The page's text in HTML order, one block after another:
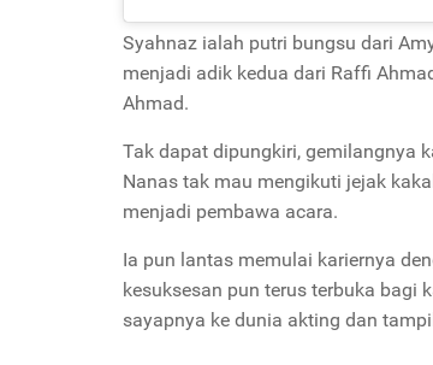
Syahnaz ialah putri bungsu dari
menjadi adik kedua dari Raffi
Ahmad.
Tak dapat dipungkiri, gemilangnya
Nanas tak mau mengikuti jejak
menjadi pembawa acara.
Ia pun lantas memulai kariernya
kesuksesan pun terus terbuka bagi
sayapnya ke dunia akting dan